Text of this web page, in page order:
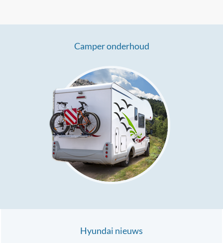
Camper onderhoud
Hyundai nieuws